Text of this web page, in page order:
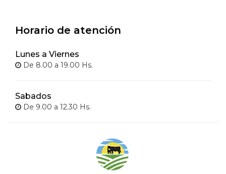
Horario de atención
Lunes a Viernes
De 8.00 a 19.00 Hs.
Sabados
De 9.00 a 12.30 Hs.